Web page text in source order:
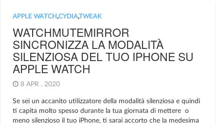
APPLE WATCH,CYDIA,TWEAK
WATCHMUTEMIRROR
SINCRONIZZA LA MODALITÀ
SILENZIOSA DEL TUO IPHONE SU
APPLE WATCH
8 APR , 2020
Se sei un accanito utilizzatore della modalità silenziosa e quindi
ti capita molto spesso durante la tua giornata di mettere o
meno silenzioso il tuo iPhone, ti sarai accorto che la medesima